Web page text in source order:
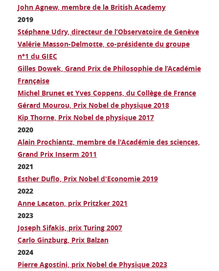
John Agnew, membre de la British Academy
2019
Stéphane Udry, directeur de l’Observatoire de Genève
Valérie Masson-Delmotte, co-présidente du groupe
n°1 du GIEC
Gilles Dowek, Grand Prix de Philosophie de l’Académie
Française
Michel Brunet et Yves Coppens, du Collège de France
Gérard Mourou, Prix Nobel de physique 2018
Kip Thorne, Prix Nobel de physique 2017
2020
Alain Prochiantz, membre de l'Académie des sciences,
Grand Prix Inserm 2011
2021
Esther Duflo, Prix Nobel d'Economie 2019
2022
Anne Lacaton, prix Pritzker 2021
2023
Joseph Sifakis, prix Turing 2007
Carlo Ginzburg, Prix Balzan
2024
Pierre Agostini, prix Nobel de Physique 2023